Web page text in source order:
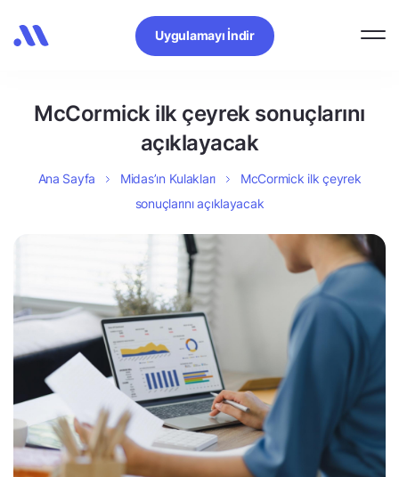
Uygulamayı İndir
McCormick ilk çeyrek sonuçlarını
açıklayacak
Ana Sayfa Midas’ın Kulakları
McCormick ilk çeyrek
sonuçlarını açıklayacak